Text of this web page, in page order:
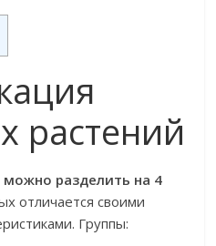
растений
можно разделить на 4
отличается своими
Группы: